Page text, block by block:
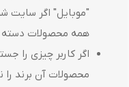
"موبایل" اگر سایت
همه محصولات دسته
اگر کاربر چیزی را
محصولات آن برند